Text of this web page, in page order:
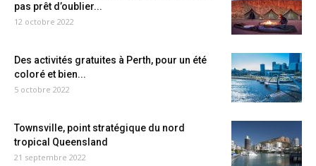
pas prêt d’oublier...
12 octobre 2022
Des activités gratuites à Perth, pour un été
coloré et bien...
5 octobre 2022
Townsville, point stratégique du nord
tropical Queensland
21 septembre 2022